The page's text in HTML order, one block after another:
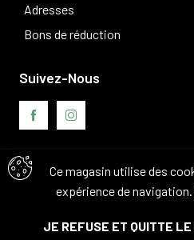
Adresses
Bons de réduction
Ce magasin utilise des
expérience de
JE REFUSE ET QUITTE LE
Suivez-Nous
Avis clients